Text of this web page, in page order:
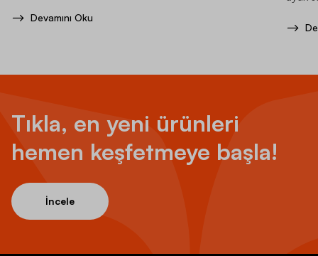
Devamını Oku
Tıkla, en yeni ürünleri
hemen keşfetmeye başla!
İncele